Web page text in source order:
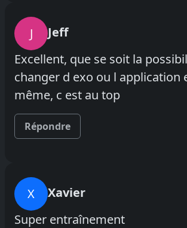
J
Jeff
Excellent, que se soit la
changer d exo ou l application
même, c est au top
Répondre
X
Xavier
Super entraînement